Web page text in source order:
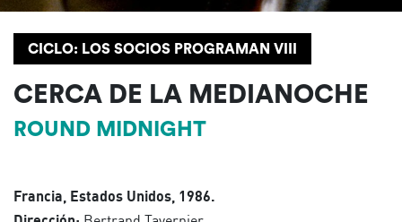
CICLO: LOS SOCIOS PROGRAMAN VIII
CERCA DE LA MEDIANOCHE
ROUND MIDNIGHT
Francia, Estados Unidos, 1986.